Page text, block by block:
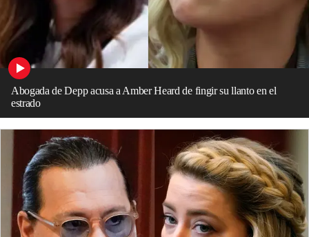
Abogada de Depp acusa a Amber Heard de fingir su llanto en el
estrado